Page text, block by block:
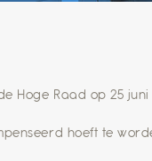
Hoge Raad op 25 juni
hoeft te